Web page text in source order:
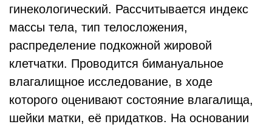
гинекологический. Рассчитывается индекс
массы тела, тип телосложения,
распределение подкожной жировой
клетчатки. Проводится бимануальное
влагалищное исследование, в ходе
которого оценивают состояние влагалища,
шейки матки, её придатков. На основании